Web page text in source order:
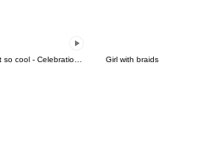
Cat so cool - Celebration Ver.2 Girl with braids